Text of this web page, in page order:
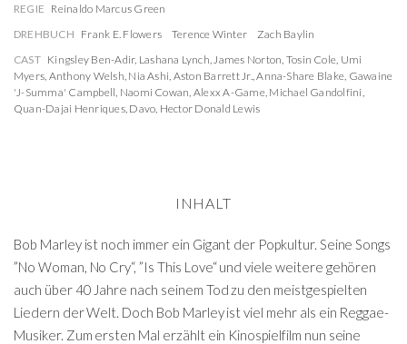
REGIE Reinaldo Marcus Green
DREHBUCH Frank E. Flowers Terence Winter
Zach Baylin
CAST Kingsley Ben-Adir, Lashana Lynch James Norton Tosin Cole Umi
Myers Anthony Welsh Nia Ashi Aston Barrett Jr. ,Anna-Share Blake Gawaine
'J-Summa' Campbell Naomi Cowan Alexx A-Game, Michael Gandolfini
Quan-Dajai Henriques, Davo Hector Donald Lewis
INHALT
Bob Marley ist noch immer ein Gigant der Popkultur. Seine Songs
”No Woman, No Cry“, ”Is This Love“ und viele weitere gehören
auch über 40 Jahre nach seinem Tod zu den meistgespielten
Liedern der Welt. Doch Bob Marley ist viel mehr als ein Reggae-
Musiker. Zum ersten Mal erzählt ein Kinospielfilm nun seine